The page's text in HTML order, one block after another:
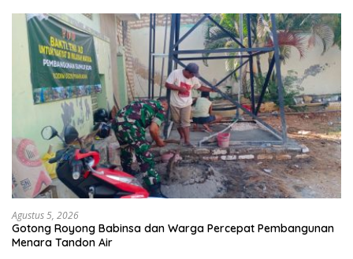
Agustus 5, 2026
Gotong Royong Babinsa dan Warga Percepat Pembangunan
Menara Tandon Air